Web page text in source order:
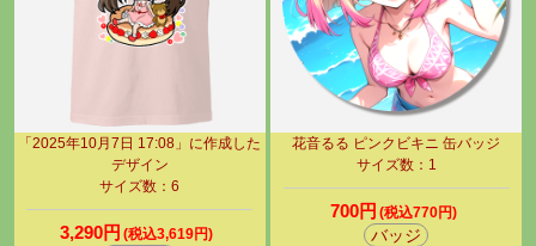
「2025年10月7日 17:08」に作成した
デザイン
サイズ数：6
3,290円 (税込3,619円)
花音るる ピンクビキニ 缶バッジ
サイズ数：1
700円 (税込770円)
バッジ